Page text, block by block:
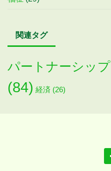
関連タグ
パートナーシップ
(84) 経済 (26)